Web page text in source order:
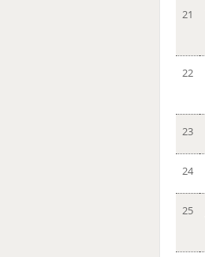
21
22
23
24
25